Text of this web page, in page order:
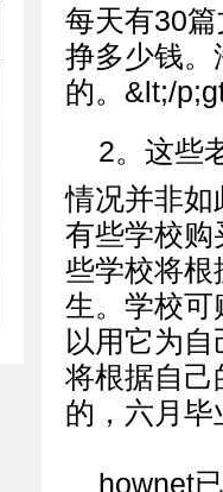
每天有30
挣多少钱。
的。&lt;/
2。这些
情况并非如
有些学校购
些学校将根
生。学校可
以用它为
将根据自己
的，六月
hownet